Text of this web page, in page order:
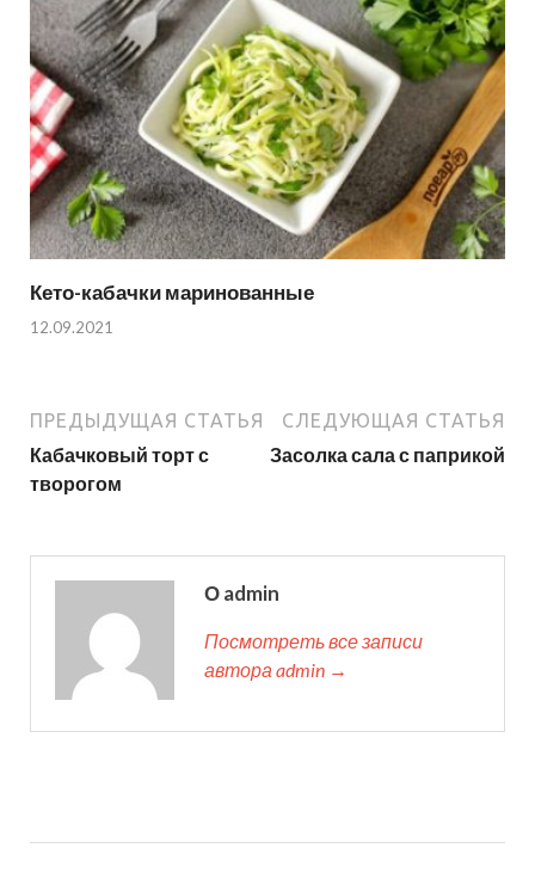
Кето-кабачки маринованные
12.09.2021
ПРЕДЫДУЩАЯ СТАТЬЯ
Кабачковый торт с
творогом
СЛЕДУЮЩАЯ СТАТЬЯ
Засолка сала с паприкой
О admin
Посмотреть все записи
автора admin →